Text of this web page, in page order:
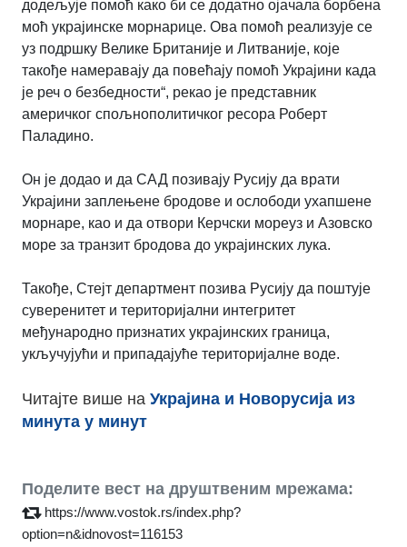
додељује помоћ како би се додатно ојачала борбена
моћ украјинске морнарице. Ова помоћ реализује се
уз подршку Велике Британије и Литваније, које
такође намеравају да повећају помоћ Украјини када
је реч о безбедности“, рекао је представник
америчког спољнополитичког ресора Роберт
Паладино.
Он је додао и да САД позивају Русију да врати
Украјини заплењене бродове и ослободи ухапшене
морнаре, као и да отвори Керчски мореуз и Азовско
море за транзит бродова до украјинских лука.
Такође, Стејт департмент позива Русију да поштује
суверенитет и територијални интегритет
међународно признатих украјинских граница,
укључујући и припадајуће територијалне воде.
Читајте више на Украјина и Новорусија из
минута у минут
Поделите вест на друштвеним мрежама:
https://www.vostok.rs/index.php?
option=n&idnovost=116153